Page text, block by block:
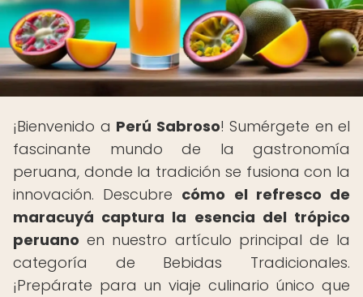
¡Bienvenido a Perú Sabroso! Sumérgete en el
fascinante mundo de la gastronomía
peruana, donde la tradición se fusiona con la
innovación. Descubre cómo el refresco de
maracuyá captura la esencia del trópico
peruano en nuestro artículo principal de la
categoría de Bebidas Tradicionales.
¡Prepárate para un viaje culinario único que